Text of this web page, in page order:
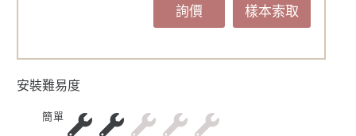
詢價 樣本索取
安裝難易度
簡單